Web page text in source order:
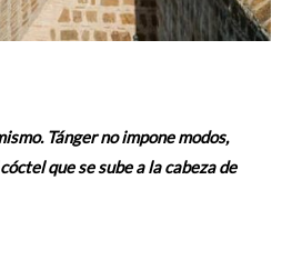
Tánger no impone modos,
cóctelque se sube a la cabeza de